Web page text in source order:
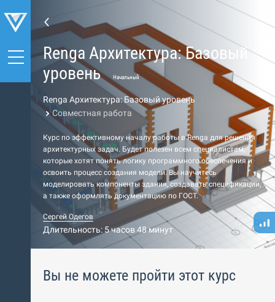
Renga Архитектура: Базовый
уровень
Начальный
Renga Архитектура: Базовый уровень
Совместная работа
Курс по эффективному началу работы в Renga для решения
архитектурных задач. Будет полезен всем специалистам,
которые хотят понять логику программного обеспечения и
освоить процесс создания модели. Вы научитесь
моделировать компоненты здания, создавать спецификации,
а также оформлять документацию по ГОСТ.
Сергей Одегов
Длительность: 5 часов 48 минут
Вы не можете пройти этот курс